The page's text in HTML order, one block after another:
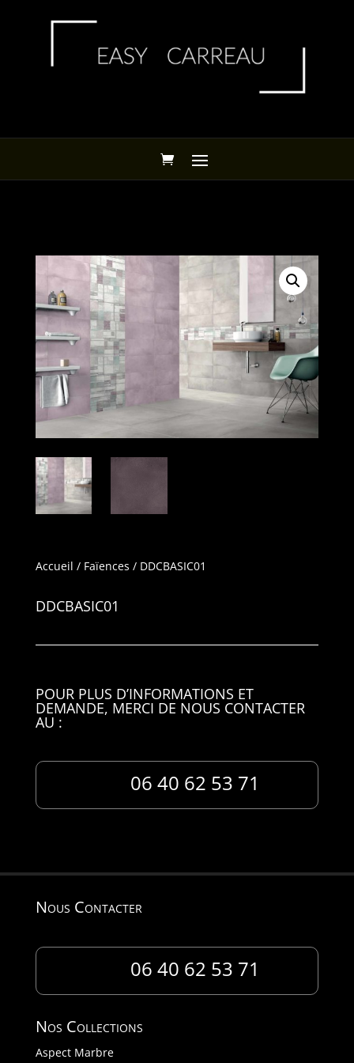
Accueil / Faïences / DDCBASIC01
DDCBASIC01
POUR PLUS D’INFORMATIONS ET
DEMANDE, MERCI DE NOUS CONTACTER
AU :
06 40 62 53 71
Nous Contacter
06 40 62 53 71
Nos Collections
Aspect Marbre